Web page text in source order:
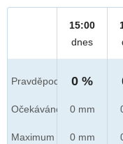
Pravděpod.
Očekáváno
Maximum
15:00
dnes
0 %
0 mm
0 mm